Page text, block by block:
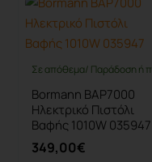
Σε απόθεμα/ Παράδοση ή
Bormann BAP7000
Ηλεκτρικό Πιστόλι
Βαφής 1010W 035947
349,00€